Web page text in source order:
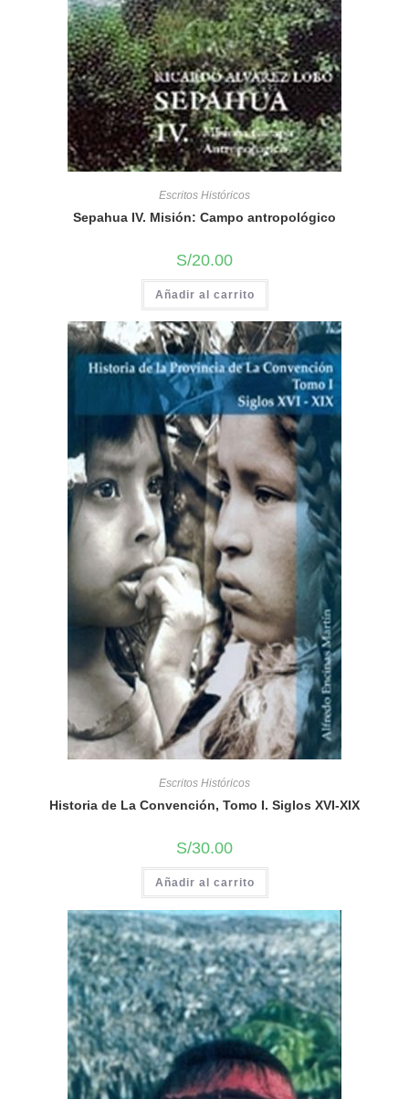
Escritos Históricos
Sepahua IV. Misión: Campo antropológico
S/20.00
Añadir al carrito
Escritos Históricos
Historia de La Convención, Tomo I. Siglos XVI-XIX
S/30.00
Añadir al carrito